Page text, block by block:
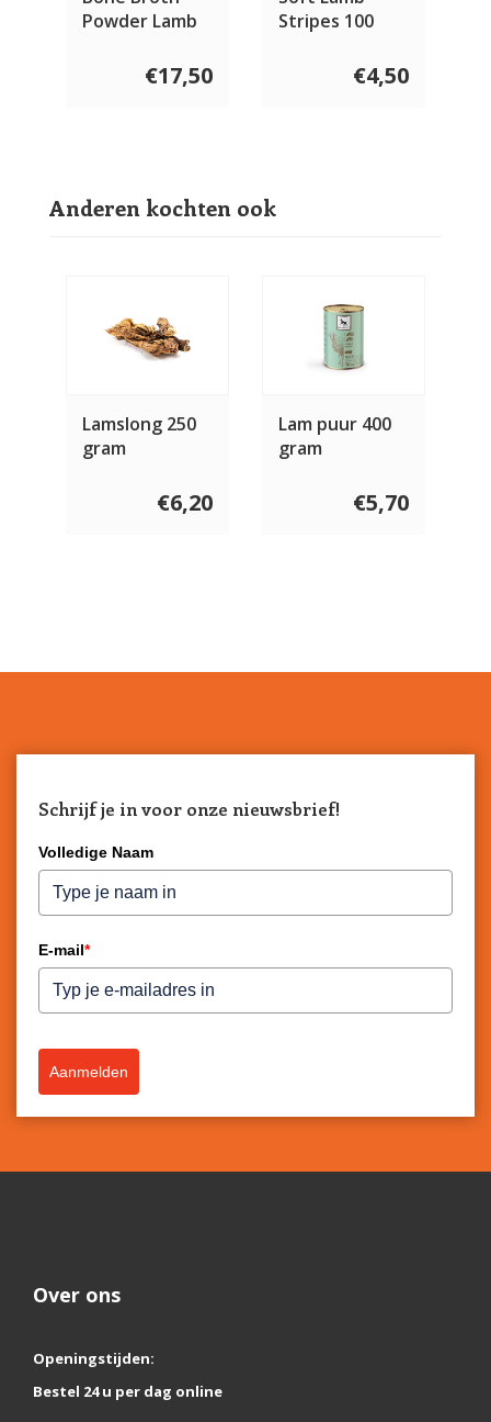
Powder Lamb
€17,50
Stripes 100
€4,50
Anderen kochten ook
Lamslong 250
gram
€6,20
Lam puur 400
gram
€5,70
Schrijf je in voor onze nieuwsbrief!
Volledige Naam
E-mail*
Aanmelden
Over ons
Openingstijden:
Bestel 24 u per dag online